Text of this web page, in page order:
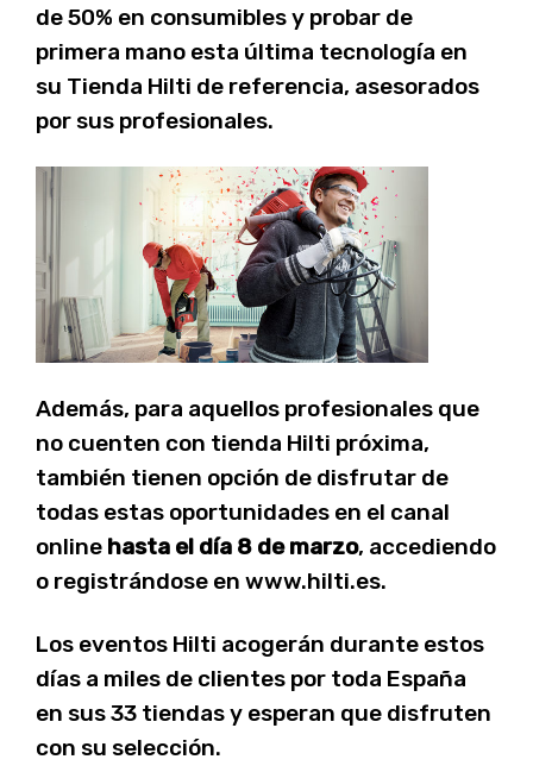
de 50% en consumibles y probar de
primera mano esta última tecnología en
su Tienda Hilti de referencia, asesorados
por sus profesionales.
Además, para aquellos profesionales que
no cuenten con tienda Hilti próxima,
también tienen opción de disfrutar de
todas estas oportunidades en el canal
online hasta el día 8 de marzo, accediendo
o registrándose en www.hilti.es.
Los eventos Hilti acogerán durante estos
días a miles de clientes por toda España
en sus 33 tiendas y esperan que disfruten
con su selección.